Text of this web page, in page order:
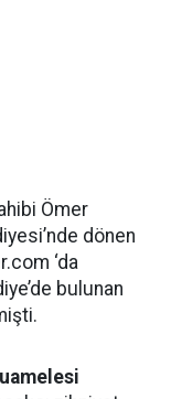
Ömer
dönen
‘da
bulunan